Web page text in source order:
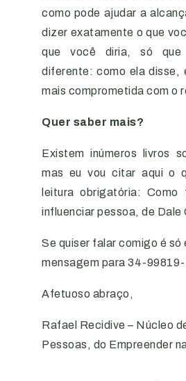
como pode ajudar a
dizer exatamente o que
que você diria, só
diferente: como ela disse,
mais comprometida com o
Quer saber mais?
Existem inúmeros livros
mas eu vou citar aqui o
leitura obrigatória:
influenciar pessoa, de Dale
Se quiser falar comigo é só
mensagem para 34-
Afetuoso abraço,
Rafael Recidive – Núcleo
Pessoas, do Empreender